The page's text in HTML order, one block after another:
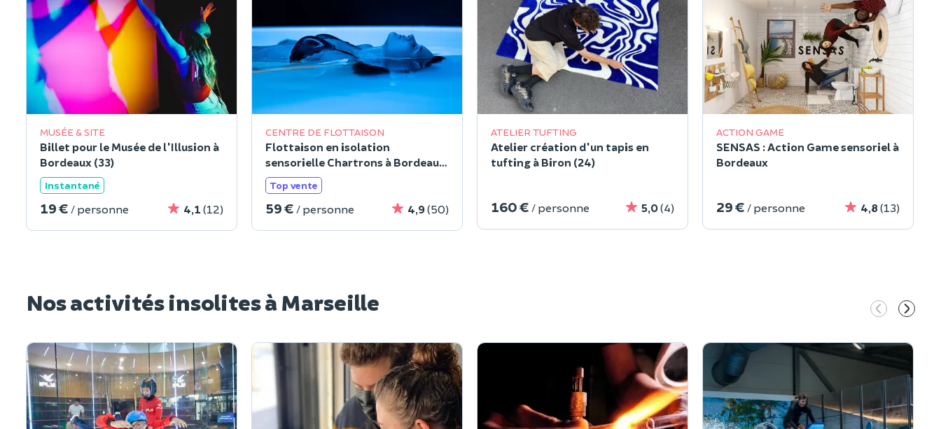
MUSÉE & SITE
Billet pour le Musée de l'Illusion à
Bordeaux (33)
Instantané
19 € / personne 4,1 (12)
CENTRE DE FLOTTAISON
Flottaison en isolation
sensorielle Chartrons à Bordeaux
(33)
Top vente
59 € / personne 4,9(50)
ATELIER TUFTING
Atelier création d'un tapis en
tufting à Biron (24)
160 € / personne 5,0(4)
ACTION GAME
SENSAS : Action Game sensoriel à
Bordeaux
29 € / personne 4,8 (13)
Nos activités insolites à Marseille